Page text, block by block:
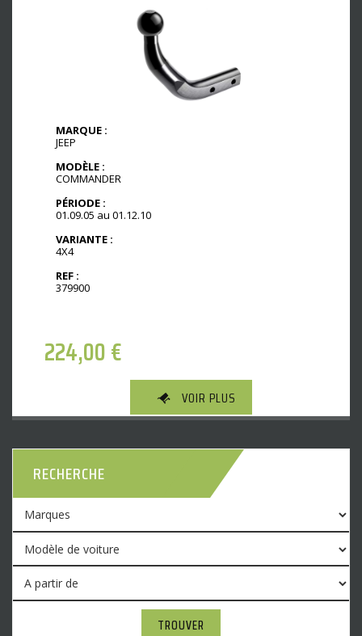
MARQUE :
JEEP
MODÈLE :
COMMANDER
PÉRIODE :
01.09.05 au 01.12.10
VARIANTE :
4X4
REF :
379900
224,00€
VOIR PLUS
RECHERCHE
TROUVER